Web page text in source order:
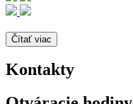
Čítať viac
Kontakty